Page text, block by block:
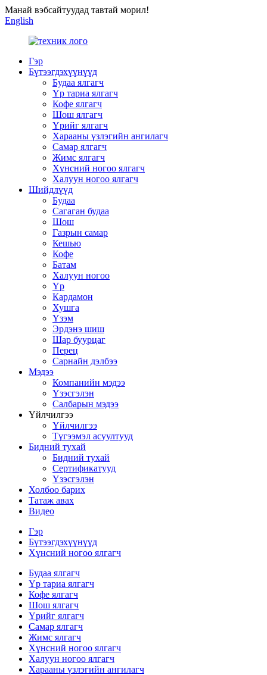
Манай вэбсайтуудад тавтай морил!
English
Гэр
Бүтээгдэхүүнүүд
Будаа ялгагч
Үр тариа ялгагч
Кофе ялгагч
Шош ялгагч
Үрийг ялгагч
Харааны үзлэгийн ангилагч
Самар ялгагч
Жимс ялгагч
Хүнсний ногоо ялгагч
Халуун ногоо ялгагч
Шийдлүүд
Будаа
Сагаган будаа
Шош
Газрын самар
Кешью
Кофе
Батам
Халуун ногоо
Үр
Кардамон
Хушга
Үзэм
Эрдэнэ шиш
Шар буурцаг
Перец
Сарнайн дэлбээ
Мэдээ
Компанийн мэдээ
Үзэсгэлэн
Салбарын мэдээ
Үйлчилгээ
Үйлчилгээ
Түгээмэл асуултууд
Бидний тухай
Бидний тухай
Сертификатууд
Үзэсгэлэн
Холбоо барих
Татаж авах
Видео
Гэр
Бүтээгдэхүүнүүд
Хүнсний ногоо ялгагч
Будаа ялгагч
Үр тариа ялгагч
Кофе ялгагч
Шош ялгагч
Үрийг ялгагч
Самар ялгагч
Жимс ялгагч
Хүнсний ногоо ялгагч
Халуун ногоо ялгагч
Харааны үзлэгийн ангилагч